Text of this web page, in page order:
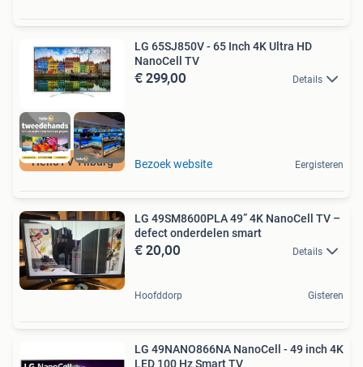
HelloTV Tilburg
LG 65SJ850V - 65 Inch 4K Ultra HD
NanoCell TV
€ 299,00 Details
Bezoek website Eergisteren
LG 49SM8600PLA 49” 4K NanoCell TV –
defect onderdelen smart
€ 20,00 Details
Hoofddorp Gisteren
LG 49NANO866NA NanoCell - 49 inch 4K
LED 100 Hz Smart TV